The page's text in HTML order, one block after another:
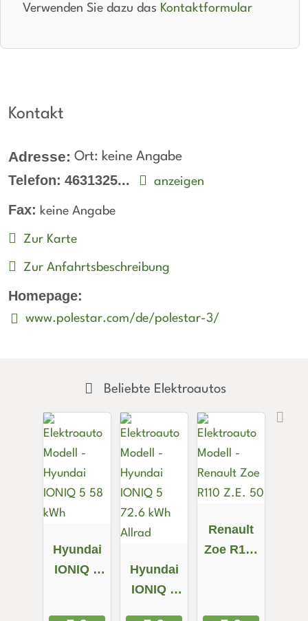
Lederlenkrad:
Standheizung: verfügbar
Sprachsteuerung: verfügbar
Rückfahrkamera
Sitzheizung vorne:
Sitzheizung hinten: verfügbar
Freisprecheinrichtung:
Verwenden Sie dazu das Kontaktformular
Kontakt
Adresse: Ort: keine Angabe
Telefon: 4631325... anzeigen
Fax: keine Angabe
Zur Karte
Zur Anfahrtsbeschreibung
Homepage:
www.polestar.com/de/polestar-3/
Beliebte Elektroautos
Hyundai
IONIQ 5
Hyundai
IONIQ 5
Renault
Zoe R110